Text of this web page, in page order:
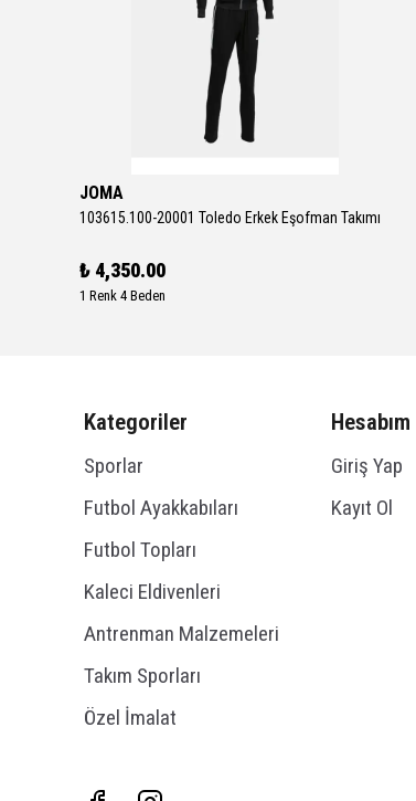
JOMA
103615.100-20001 Toledo Erkek Eşofman Takımı
₺ 4,350.00
1 Renk 4 Beden
Kategoriler
Sporlar
Futbol Ayakkabıları
Futbol Topları
Kaleci Eldivenleri
Antrenman Malzemeleri
Takım Sporları
Özel İmalat
Hesabım
Giriş Yap
Kayıt Ol